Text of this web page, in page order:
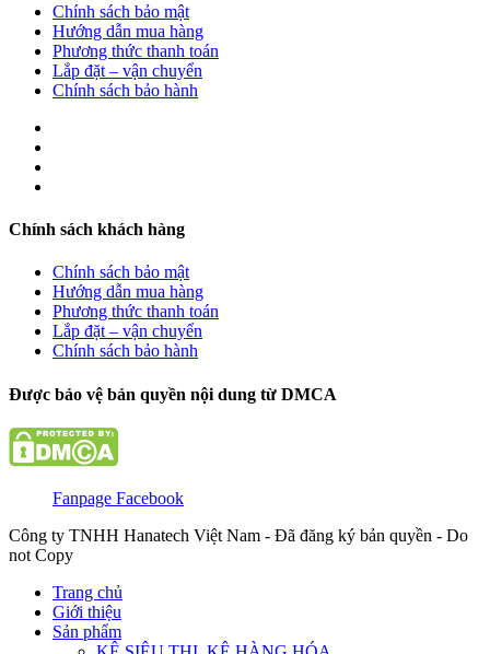
Chính sách bảo mật
Hướng dẫn mua hàng
Phương thức thanh toán
Lắp đặt – vận chuyển
Chính sách bảo hành
Chính sách khách hàng
Chính sách bảo mật
Hướng dẫn mua hàng
Phương thức thanh toán
Lắp đặt – vận chuyển
Chính sách bảo hành
Được bảo vệ bản quyền nội dung từ DMCA
Fanpage Facebook
Công ty TNHH Hanatech Việt Nam - Đã đăng ký bản quyền - Do
not Copy
Trang chủ
Giới thiệu
Sản phẩm